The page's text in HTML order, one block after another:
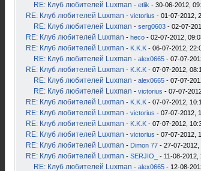
RE: Клуб любителей Luxman - etlik - 30-06-2012,
RE: Клуб любителей Luxman - victorius - 01-07-2012,
RE: Клуб любителей Luxman - serg0603 - 02-07-
RE: Клуб любителей Luxman - heco - 02-07-2012,
RE: Клуб любителей Luxman - K.K.K - 06-07-2012,
RE: Клуб любителей Luxman - alex0665 - 07-07-
RE: Клуб любителей Luxman - K.K.K - 07-07-2012,
RE: Клуб любителей Luxman - alex0665 - 07-07-
RE: Клуб любителей Luxman - victorius - 07-07-
RE: Клуб любителей Luxman - K.K.K - 07-07-2012,
RE: Клуб любителей Luxman - victorius - 07-07-2012,
RE: Клуб любителей Luxman - K.K.K - 07-07-2012,
RE: Клуб любителей Luxman - victorius - 07-07-2012,
RE: Клуб любителей Luxman - Dimon 77 - 27-07-2012,
RE: Клуб любителей Luxman - SERJIO_ - 11-08-2012,
RE: Клуб любителей Luxman - alex0665 - 12-08-